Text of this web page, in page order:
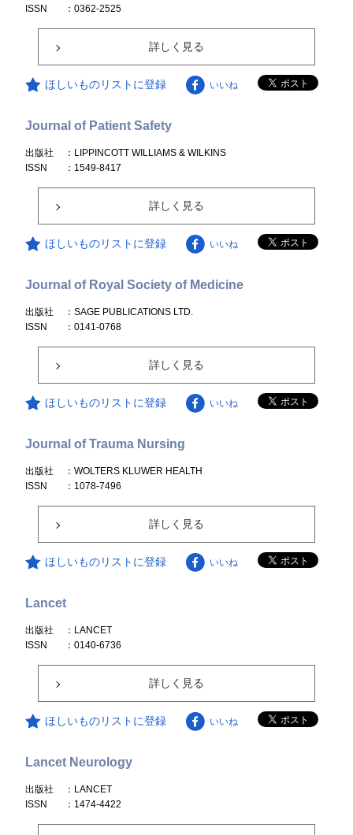
ISSN
：0362-2525
詳しく見る
ほしいものリストに登録 いいね
Journal of Patient Safety
出版社
：LIPPINCOTT WILLIAMS & WILKINS
ISSN
：1549-8417
詳しく見る
ほしいものリストに登録 いいね
Journal of Royal Society of Medicine
出版社
：SAGE PUBLICATIONS LTD.
ISSN
：0141-0768
詳しく見る
ほしいものリストに登録 いいね
Journal of Trauma Nursing
出版社
：WOLTERS KLUWER HEALTH
ISSN
：1078-7496
詳しく見る
ほしいものリストに登録 いいね
Lancet
出版社
：LANCET
ISSN
：0140-6736
詳しく見る
ほしいものリストに登録 いいね
Lancet Neurology
出版社
：LANCET
ISSN
：1474-4422